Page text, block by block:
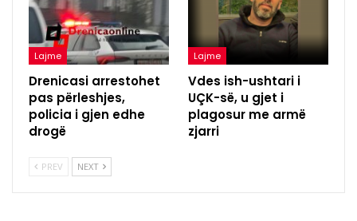
Lajme
Drenicasi arrestohet
pas përleshjes,
policia i gjen edhe
drogë
Lajme
Vdes ish-ushtari i
UÇK-së, u gjet i
plagosur me armë
zjarri
PREV NEXT